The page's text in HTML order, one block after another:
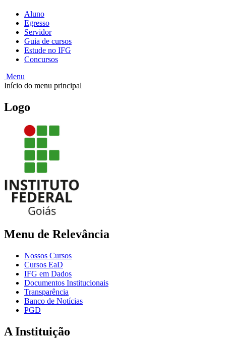
Aluno
Egresso
Servidor
Guia de cursos
Estude no IFG
Concursos
Menu
Início do menu principal
Logo
Menu de Relevância
Nossos Cursos
Cursos EaD
IFG em Dados
Documentos Institucionais
Transparência
Banco de Notícias
PGD
A Instituição